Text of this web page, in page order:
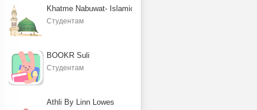
Khatme Nabuwat- Islamic Books
Студентам
BOOKR Suli
Студентам
Athli By Linn Lowes